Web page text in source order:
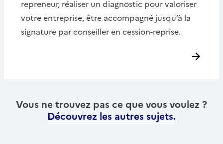
repreneur, réaliser un diagnostic pour valoriser
votre entreprise, être accompagné jusqu’à la
signature par conseiller en cession-reprise.
Vous ne trouvez pas ce que vous voulez ?
Découvrez les autres sujets.